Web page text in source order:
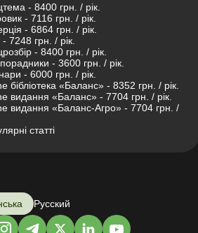
- 8400 грн. / рік.
- 7116 грн. / рік.
- 6864 грн. / рік.
7248 грн. / рік.
- 8400 грн. / рік.
- 3600 грн. / рік.
- 6000 грн. / рік.
бібліотека «Баланс» - 8352 грн. / рік.
видання «Баланс» - 7704 грн. / рік.
видання «Баланс-Агро» - 7704 грн. /
статті
Русский